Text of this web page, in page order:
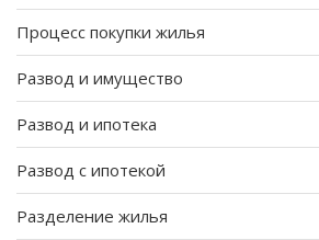
Процесс покупки жилья
Развод и имущество
Развод и ипотека
Развод с ипотекой
Разделение жилья